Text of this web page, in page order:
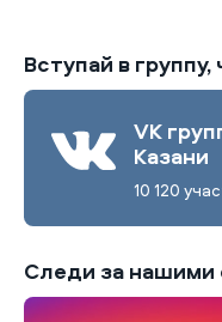
Вступай в
VK
Казани
10 120
Следи за